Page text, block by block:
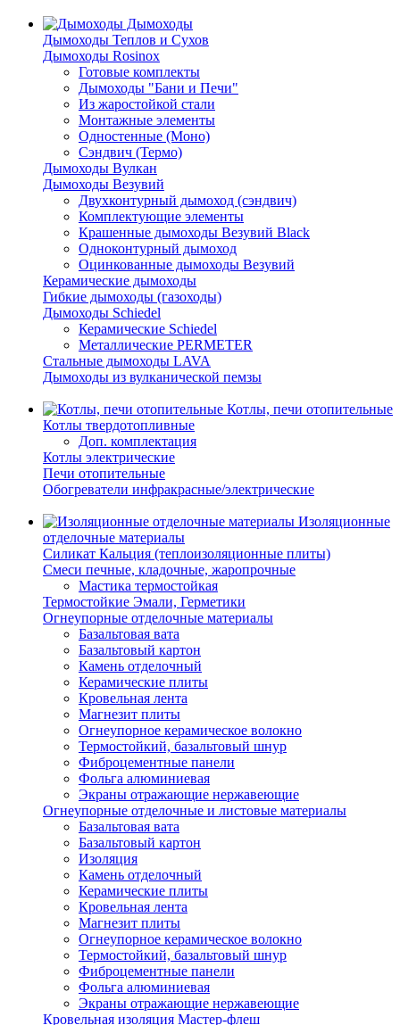
Дымоходы
Дымоходы Теплов и Сухов
Дымоходы Rosinox
Готовые комплекты
Дымоходы "Бани и Печи"
Из жаростойкой стали
Монтажные элементы
Одностенные (Моно)
Сэндвич (Термо)
Дымоходы Вулкан
Дымоходы Везувий
Двухконтурный дымоход (сэндвич)
Комплектующие элементы
Крашенные дымоходы Везувий Black
Одноконтурный дымоход
Оцинкованные дымоходы Везувий
Керамические дымоходы
Гибкие дымоходы (газоходы)
Дымоходы Schiedel
Керамические Schiedel
Металлические PERMETER
Стальные дымоходы LAVA
Дымоходы из вулканической пемзы
Котлы, печи отопительные
Котлы твердотопливные
Доп. комплектация
Котлы электрические
Печи отопительные
Обогреватели инфракрасные/электрические
Изоляционные
отделочные материалы
Силикат Кальция (теплоизоляционные плиты)
Смеси печные, кладочные, жаропрочные
Мастика термостойкая
Термостойкие Эмали, Герметики
Огнеупорные отделочные материалы
Базальтовая вата
Базальтовый картон
Камень отделочный
Керамические плиты
Кровельная лента
Магнезит плиты
Огнеупорное керамическое волокно
Термостойкий, базальтовый шнур
Фиброцементные панели
Фольга алюминиевая
Экраны отражающие нержавеющие
Огнеупорные отделочные и листовые материалы
Базальтовая вата
Базальтовый картон
Изоляция
Камень отделочный
Керамические плиты
Кровельная лента
Магнезит плиты
Огнеупорное керамическое волокно
Термостойкий, базальтовый шнур
Фиброцементные панели
Фольга алюминиевая
Экраны отражающие нержавеющие
Кровельная изоляция Мастер-флеш